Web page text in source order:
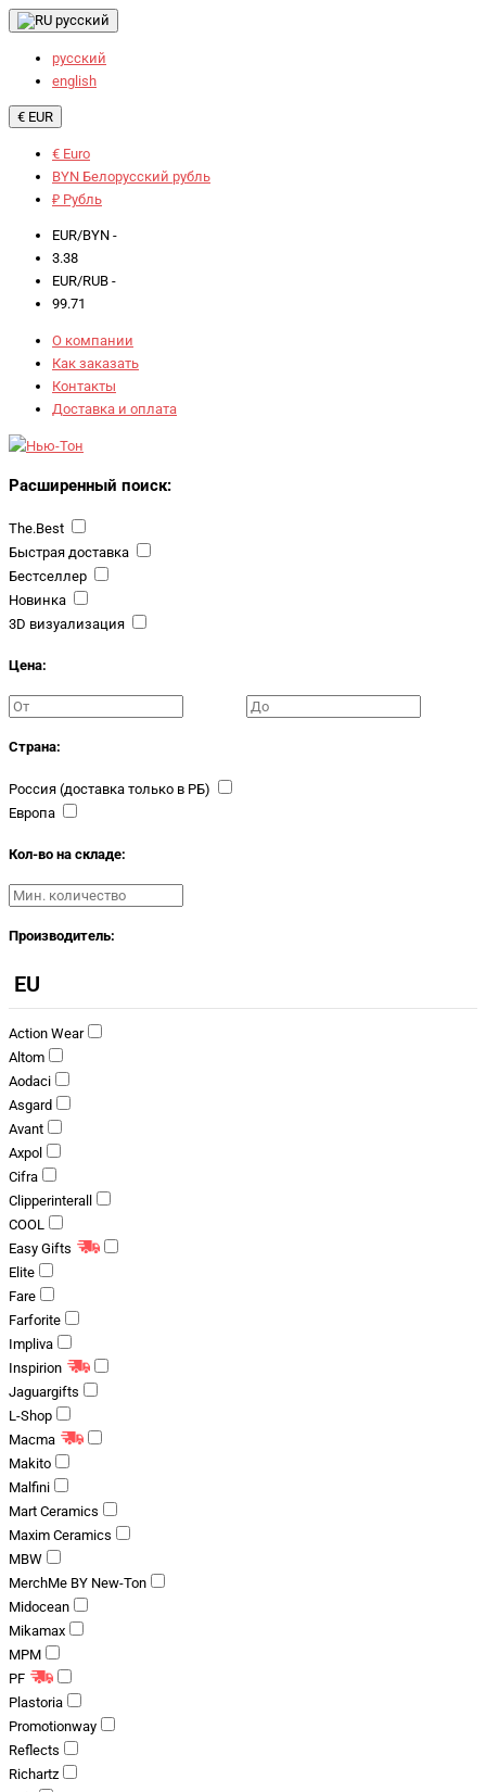
русский
русский
english
€ EUR
€ Euro
BYN Белорусский рубль
₽ Рубль
EUR/BYN -
3.38
EUR/RUB -
99.71
О компании
Как заказать
Контакты
Доставка и оплата
Расширенный поиск:
The.Best
Быстрая доставка
Бестселлер
Новинка
3D визуализация
Цена:
Страна:
Россия (доставка только в РБ)
Европа
Кол-во на складе:
Производитель:
EU
Action Wear
Altom
Aodaci
Asgard
Avant
Axpol
Cifra
Clipperinterall
COOL
Easy Gifts
Elite
Fare
Farforite
Impliva
Inspirion
Jaguargifts
L-Shop
Macma
Makito
Malfini
Mart Ceramics
Maxim Ceramics
MBW
MerchMe BY New-Ton
Midocean
Mikamax
MPM
PF
Plastoria
Promotionway
Reflects
Richartz